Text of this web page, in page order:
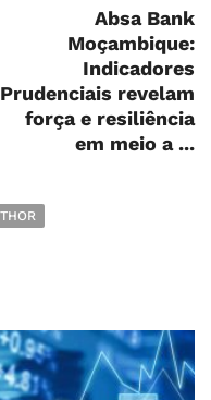
Absa Bank
Moçambique:
Indicadores
Prudenciais revelam
força e resiliência
em meio a ...